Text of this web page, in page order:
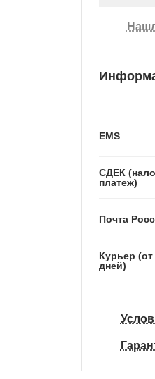
EMS
СДЕК
платеж)
Почта
Курьер
дней)